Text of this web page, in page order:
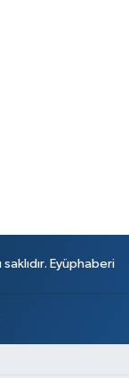
Eyüphaberi